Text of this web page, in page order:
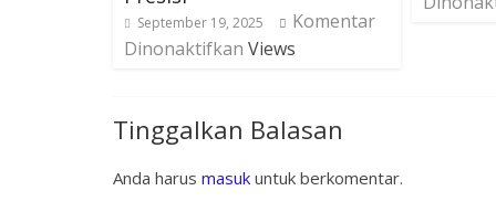
September 19, 2025
Komentar
Dinonaktifkan Views
Tinggalkan Balasan
Anda harus masuk untuk berkomentar.